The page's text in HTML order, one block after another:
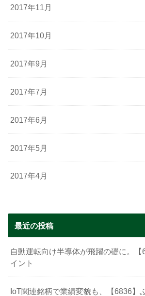
2017年11月
2017年10月
2017年9月
2017年7月
2017年6月
2017年5月
2017年4月
最近の投稿
自動運転向け半導体が飛躍の礎に。【
イント
IoT関連銘柄で業績変貌も、【6836】